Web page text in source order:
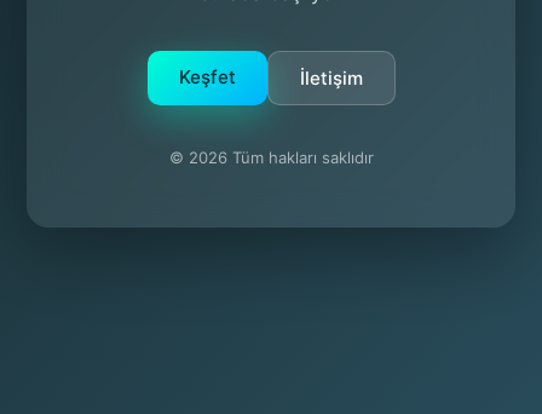
Keşfet İletişim
© 2026 Tüm hakları saklıdır